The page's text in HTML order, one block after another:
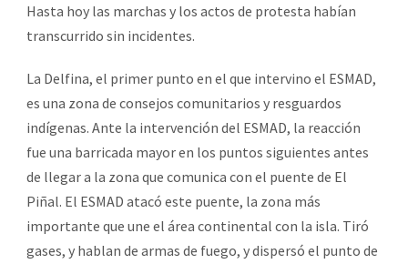
Hasta hoy las marchas y los actos de protesta habían
transcurrido sin incidentes.
La Delfina, el primer punto en el que intervino el ESMAD,
es una zona de consejos comunitarios y resguardos
indígenas. Ante la intervención del ESMAD, la reacción
fue una barricada mayor en los puntos siguientes antes
de llegar a la zona que comunica con el puente de El
Piñal. El ESMAD atacó este puente, la zona más
importante que une el área continental con la isla. Tiró
gases, y hablan de armas de fuego, y dispersó el punto de